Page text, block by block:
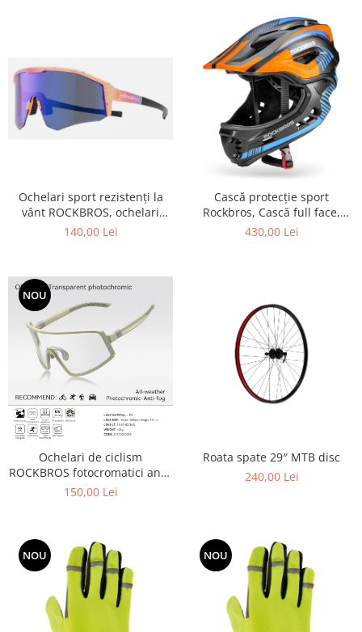
Ochelari sport rezistenți la
vânt ROCKBROS, ochelari
polarizați pentru ciclism,
140,00 Lei
Cască protecție sport
Rockbros, Cască full face,
albastru 55-58 cm
430,00 Lei
NOU
Ochelari de ciclism
ROCKBROS fotocromatici anti-
aburire UV400 reglabili
150,00 Lei
Roata spate 29″ MTB disc
240,00 Lei
NOU NOU